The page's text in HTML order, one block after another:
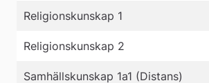
Religionskunskap 1
Religionskunskap 2
Samhällskunskap 1a1 (Distans)